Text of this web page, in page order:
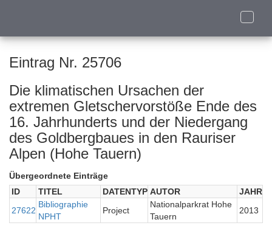
Toggle
Eintrag Nr. 25706
Die klimatischen Ursachen der
extremen Gletschervorstöße Ende des
16. Jahrhunderts und der Niedergang
des Goldbergbaues in den Rauriser
Alpen (Hohe Tauern)
Übergeordnete Einträge
ID
TITEL DATENTYP AUTOR
JAHR
27622
Bibliographie
NPHT
Project
Nationalparkrat Hohe
Tauern
2013